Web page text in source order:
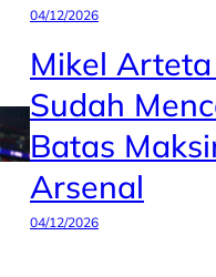
04/12/2026
Mikel
Sudah
Batas
Arsenal
04/12/2026